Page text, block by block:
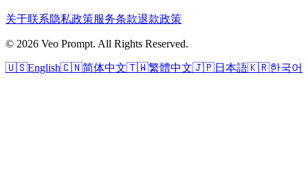
关于联系隐私政策服务条款退款政策
© 2026 Veo Prompt. All Rights Reserved.
🇺🇸English🇨🇳简体中文🇹🇼繁體中文🇯🇵日本語🇰🇷한국어